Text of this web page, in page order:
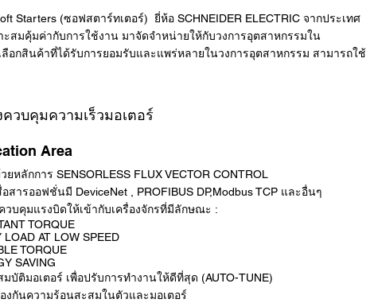
(ซอฟสตาร์ทเตอร์) ยี่ห้อ SCHNEIDER ELECTRIC จากประเทศ
สมคุ้มค่ากับการใช้งาน มาจัดจำหน่ายให้กับวงการอุตสาหกรรมใน
อกสินค้าที่ได้รับการยอมรับและแพร่หลายในวงการอุตสาหกรรม สามารถใช้
วบคุมความเร็วมอเตอร์
Area
ยหลักการ SENSORLESS FLUX VECTOR CONTROL
สารออฟชั่นมี DeviceNet , PROFIBUS DP,Modbus TCP และอื่นๆ
วบคุมแรงบิดให้เข้ากับเครื่องจักรที่มีลักษณะ :
TORQUE
LOAD AT LOW SPEED
TORQUE
SAVING
บัติมอเตอร์ เพื่อปรับการทำงานให้ดีที่สุด (AUTO-TUNE)
งกันความร้อนสะสมในตัวและมอเตอร์